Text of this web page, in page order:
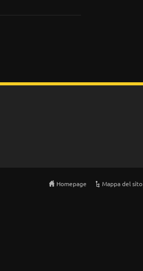
Homepage Mappa del sito